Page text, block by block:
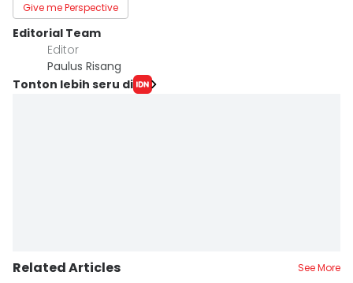
Give me Perspective
Editorial Team
Editor
Paulus Risang
Tonton lebih seru di
Related Articles See More